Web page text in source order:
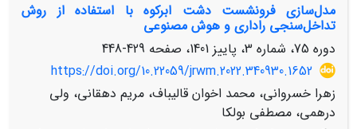
مدل‌سازی فرونشست دشت ابرکوه با استفاده از روش
تداخل‌سنجی راداری و هوش مصنوعی
دوره 75، شماره 3، پاییز 1401، صفحه
429-448
https://doi.org/10.22059/jrwm.2022.340930.1652
زهرا خسروانی، محمد اخوان قالیباف، مریم دهقانی، ولی
درهمی، مصطفی بولکا